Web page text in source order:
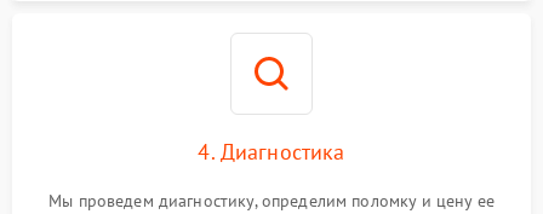
4. Диагностика
Мы проведем диагностику, определим поломку и цену ее